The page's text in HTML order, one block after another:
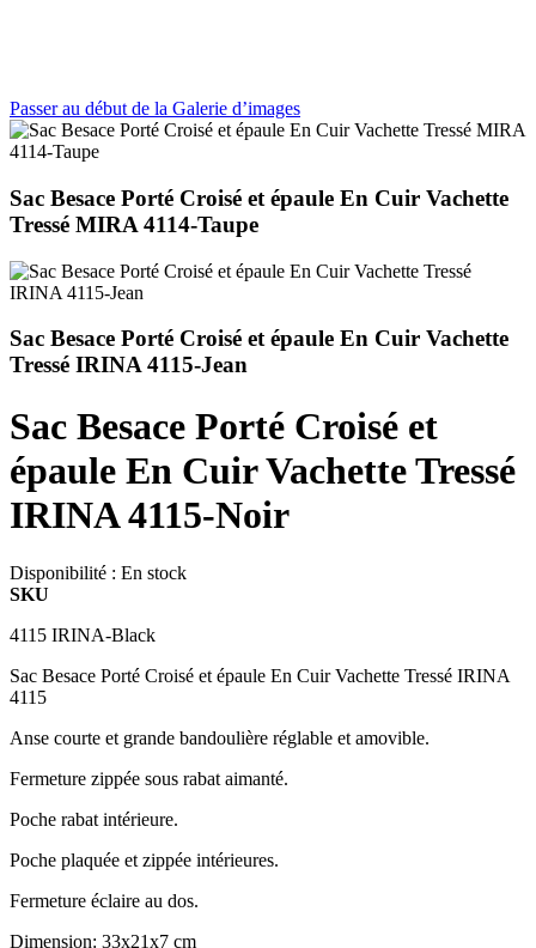
Passer au début de la Galerie d’images
Sac Besace Porté Croisé et épaule En Cuir Vachette
Tressé MIRA 4114-Taupe
Sac Besace Porté Croisé et épaule En Cuir Vachette
Tressé IRINA 4115-Jean
Sac Besace Porté Croisé et
épaule En Cuir Vachette Tressé
IRINA 4115-Noir
Disponibilité : En stock
SKU
4115 IRINA-Black
Sac Besace Porté Croisé et épaule En Cuir Vachette Tressé IRINA
4115
Anse courte et grande bandoulière réglable et amovible.
Fermeture zippée sous rabat aimanté.
Poche rabat intérieure.
Poche plaquée et zippée intérieures.
Fermeture éclaire au dos.
Dimension: 33x21x7 cm